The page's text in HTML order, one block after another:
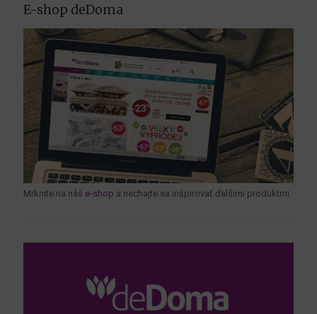
E-shop deDoma
Mrknite na náš e-shop a nechajte sa inšpirovať ďalšími produktmi.